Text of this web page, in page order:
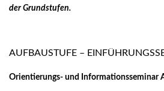
der Grundstufen.
AUFBAUSTUFE –
Orientierungs- und Informationsseminar